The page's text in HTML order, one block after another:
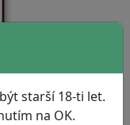
starší 18-ti let.
na OK.